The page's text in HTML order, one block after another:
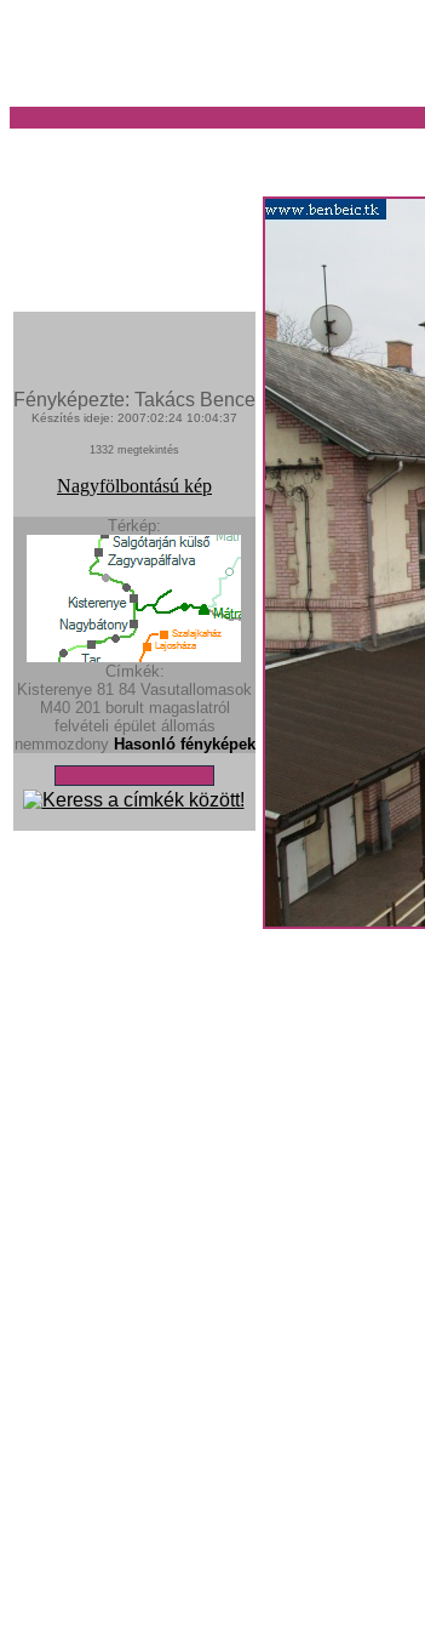
Fényképezte: Takács Bence
Készítés ideje: 2007:02:24 10:04:37
1332 megtekintés
Nagyfölbontású kép
Térkép:
Címkék:
Kisterenye 81 84 Vasutallomasok
M40 201 borult magaslatról
felvételi épület állomás
nemmozdony Hasonló fényképek